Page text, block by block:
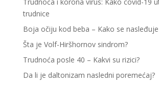
trudnice
Boja očiju kod beba – Kako se
Šta je Volf-Hiršhornov sindrom?
Trudnoća posle 40 – Kakvi su rizici?
Da li je daltonizam nasledni poremećaj?